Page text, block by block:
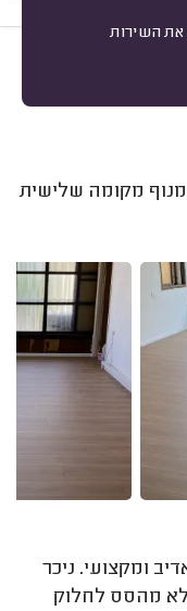
השירות
מקומה שלישית
ומקצועי. ניכר
לא מהסס לחלוק